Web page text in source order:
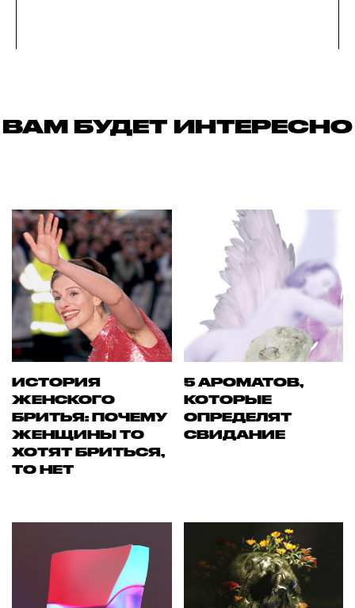
ВАМ БУДЕТ ИНТЕРЕСНО
ИСТОРИЯ
ЖЕНСКОГО
БРИТЬЯ: ПОЧЕМУ
ЖЕНЩИНЫ ТО
ХОТЯТ БРИТЬСЯ,
ТО НЕТ
5 АРОМАТОВ,
КОТОРЫЕ
ОПРЕДЕЛЯТ
СВИДАНИЕ